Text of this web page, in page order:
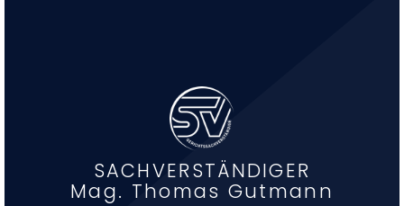
SACHVERSTÄNDIGER
Mag. Thomas Gutmann